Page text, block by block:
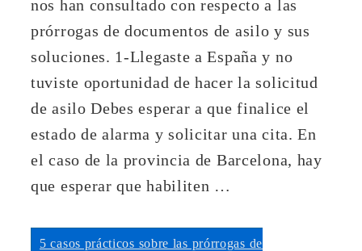
nos han consultado con respecto a las
prórrogas de documentos de asilo y sus
soluciones. 1-Llegaste a España y no
tuviste oportunidad de hacer la solicitud
de asilo Debes esperar a que finalice el
estado de alarma y solicitar una cita. En
el caso de la provincia de Barcelona, hay
que esperar que habiliten …
5 casos prácticos sobre las prórrogas de